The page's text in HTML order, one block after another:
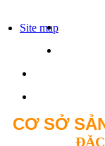
Site map
CƠ SỞ